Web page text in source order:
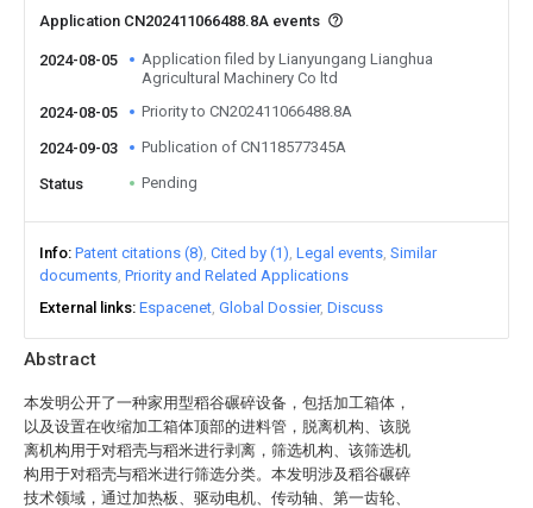
Abstract
本发明公开了一种家用型稻谷碾碎设备，包括加工箱体，
以及设置在收缩加工箱体顶部的进料管，脱离机构、该脱
离机构用于对稻壳与稻米进行剥离，筛选机构、该筛选机
构用于对稻壳与稻米进行筛选分类。本发明涉及稻谷碾碎
技术领域，通过加热板、驱动电机、传动轴、第一齿轮、
Application CN202411066488.8A events
2024-08-05
Application filed by Lianyungang Lianghua
Agricultural Machinery Co ltd
2024-08-05
Priority to CN202411066488.8A
2024-09-03 Publication of CN118577345A
Status Pending
Info Patent citations (8) Cited by (1) Legal events Similar
documents Priority and Related Applications
External links Espacenet Global Dossier Discuss